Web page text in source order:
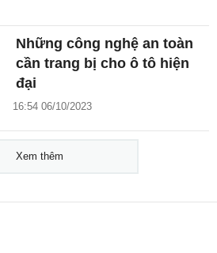
Những công nghệ an toàn
cần trang bị cho ô tô hiện
đại
16:54 06/10/2023
Xem thêm